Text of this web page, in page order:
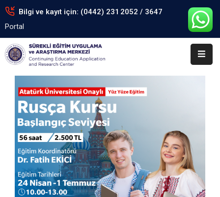
Bilgi ve kayıt için: (0442) 231 2052 / 3647
Portal
Anasayfa
Kurumsal
Eğitimler
Arşiv
Formlar
Portal
İletişim